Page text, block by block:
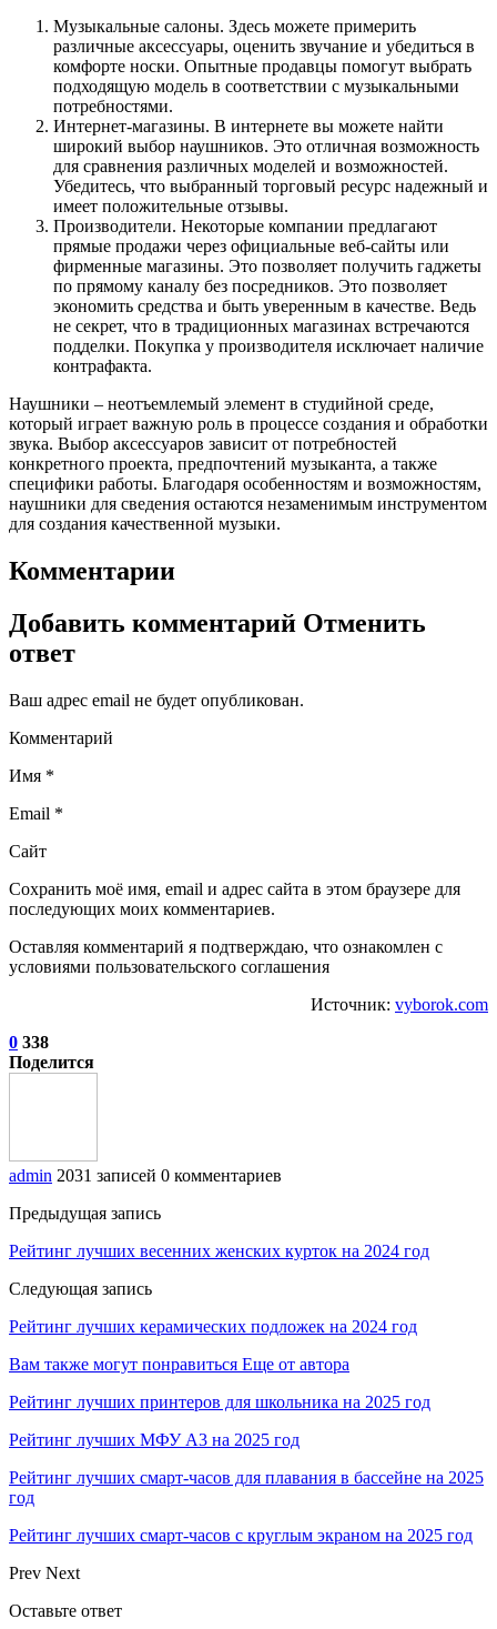
Музыкальные салоны. Здесь можете примерить
различные аксессуары, оценить звучание и убедиться в
комфорте носки. Опытные продавцы помогут выбрать
подходящую модель в соответствии с музыкальными
потребностями.
Интернет-магазины. В интернете вы можете найти
широкий выбор наушников. Это отличная возможность
для сравнения различных моделей и возможностей.
Убедитесь, что выбранный торговый ресурс надежный и
имеет положительные отзывы.
Производители. Некоторые компании предлагают
прямые продажи через официальные веб-сайты или
фирменные магазины. Это позволяет получить гаджеты
по прямому каналу без посредников. Это позволяет
экономить средства и быть уверенным в качестве. Ведь
не секрет, что в традиционных магазинах встречаются
подделки. Покупка у производителя исключает наличие
контрафакта.
Наушники – неотъемлемый элемент в студийной среде,
который играет важную роль в процессе создания и обработки
звука. Выбор аксессуаров зависит от потребностей
конкретного проекта, предпочтений музыканта, а также
специфики работы. Благодаря особенностям и возможностям,
наушники для сведения остаются незаменимым инструментом
для создания качественной музыки.
Комментарии
Добавить комментарий Отменить
ответ
Ваш адрес email не будет опубликован.
Комментарий
Имя *
Email *
Сайт
Сохранить моё имя, email и адрес сайта в этом браузере для
последующих моих комментариев.
Оставляя комментарий я подтверждаю, что ознакомлен с
условиями пользовательского соглашения
Источник: vyborok.com
0 338
Поделится
admin 2031 записей 0 комментариев
Предыдущая запись
Рейтинг лучших весенних женских курток на 2024 год
Следующая запись
Рейтинг лучших керамических подложек на 2024 год
Вам также могут понравиться Еще от автора
Рейтинг лучших принтеров для школьника на 2025 год
Рейтинг лучших МФУ А3 на 2025 год
Рейтинг лучших смарт-часов для плавания в бассейне на 2025
год
Рейтинг лучших смарт-часов с круглым экраном на 2025 год
Prev Next
Оставьте ответ